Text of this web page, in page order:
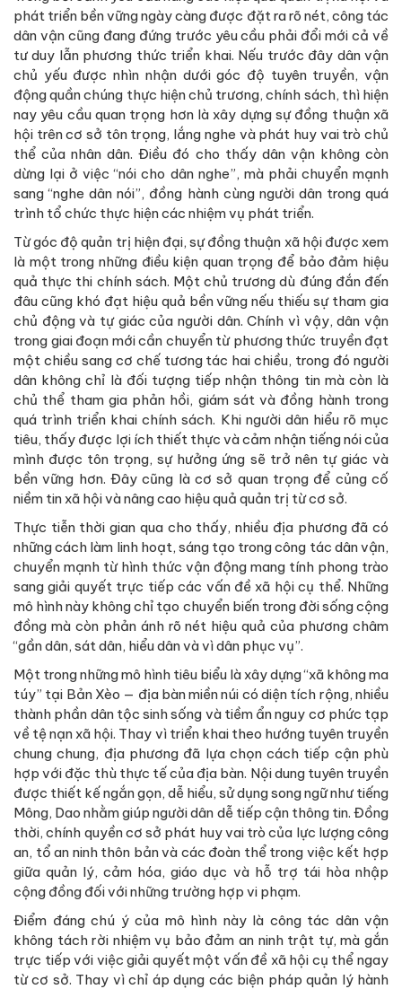
phát triển bền vững ngày càng được đặt ra rõ nét, công tác
dân vận cũng đang đứng trước yêu cầu phải đổi mới cả về
tư duy lẫn phương thức triển khai. Nếu trước đây dân vận
chủ yếu được nhìn nhận dưới góc độ tuyên truyền, vận
động quần chúng thực hiện chủ trương, chính sách, thì hiện
nay yêu cầu quan trọng hơn là xây dựng sự đồng thuận xã
hội trên cơ sở tôn trọng, lắng nghe và phát huy vai trò chủ
thể của nhân dân. Điều đó cho thấy dân vận không còn
dừng lại ở việc “nói cho dân nghe”, mà phải chuyển mạnh
sang “nghe dân nói”, đồng hành cùng người dân trong quá
trình tổ chức thực hiện các nhiệm vụ phát triển.
Từ góc độ quản trị hiện đại, sự đồng thuận xã hội được xem
là một trong những điều kiện quan trọng để bảo đảm hiệu
quả thực thi chính sách. Một chủ trương dù đúng đắn đến
đâu cũng khó đạt hiệu quả bền vững nếu thiếu sự tham gia
chủ động và tự giác của người dân. Chính vì vậy, dân vận
trong giai đoạn mới cần chuyển từ phương thức truyền đạt
một chiều sang cơ chế tương tác hai chiều, trong đó người
dân không chỉ là đối tượng tiếp nhận thông tin mà còn là
chủ thể tham gia phản hồi, giám sát và đồng hành trong
quá trình triển khai chính sách. Khi người dân hiểu rõ mục
tiêu, thấy được lợi ích thiết thực và cảm nhận tiếng nói của
mình được tôn trọng, sự hưởng ứng sẽ trở nên tự giác và
bền vững hơn. Đây cũng là cơ sở quan trọng để củng cố
niềm tin xã hội và nâng cao hiệu quả quản trị từ cơ sở.
Thực tiễn thời gian qua cho thấy, nhiều địa phương đã có
những cách làm linh hoạt, sáng tạo trong công tác dân vận,
chuyển mạnh từ hình thức vận động mang tính phong trào
sang giải quyết trực tiếp các vấn đề xã hội cụ thể. Những
mô hình này không chỉ tạo chuyển biến trong đời sống cộng
đồng mà còn phản ánh rõ nét hiệu quả của phương châm
“gần dân, sát dân, hiểu dân và vì dân phục vụ”.
Một trong những mô hình tiêu biểu là xây dựng “xã không ma
túy” tại Bản Xèo — địa bàn miền núi có diện tích rộng, nhiều
thành phần dân tộc sinh sống và tiềm ẩn nguy cơ phức tạp
về tệ nạn xã hội. Thay vì triển khai theo hướng tuyên truyền
chung chung, địa phương đã lựa chọn cách tiếp cận phù
hợp với đặc thù thực tế của địa bàn. Nội dung tuyên truyền
được thiết kế ngắn gọn, dễ hiểu, sử dụng song ngữ như tiếng
Mông, Dao nhằm giúp người dân dễ tiếp cận thông tin. Đồng
thời, chính quyền cơ sở phát huy vai trò của lực lượng công
an, tổ an ninh thôn bản và các đoàn thể trong việc kết hợp
giữa quản lý, cảm hóa, giáo dục và hỗ trợ tái hòa nhập
cộng đồng đối với những trường hợp vi phạm.
Điểm đáng chú ý của mô hình này là công tác dân vận
không tách rời nhiệm vụ bảo đảm an ninh trật tự, mà gắn
trực tiếp với việc giải quyết một vấn đề xã hội cụ thể ngay
từ cơ sở. Thay vì chỉ áp dụng các biện pháp quản lý hành